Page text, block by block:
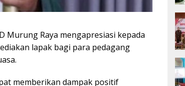
Murung Raya mengapresiasi kepada
lapak bagi para pedagang
memberikan dampak positif